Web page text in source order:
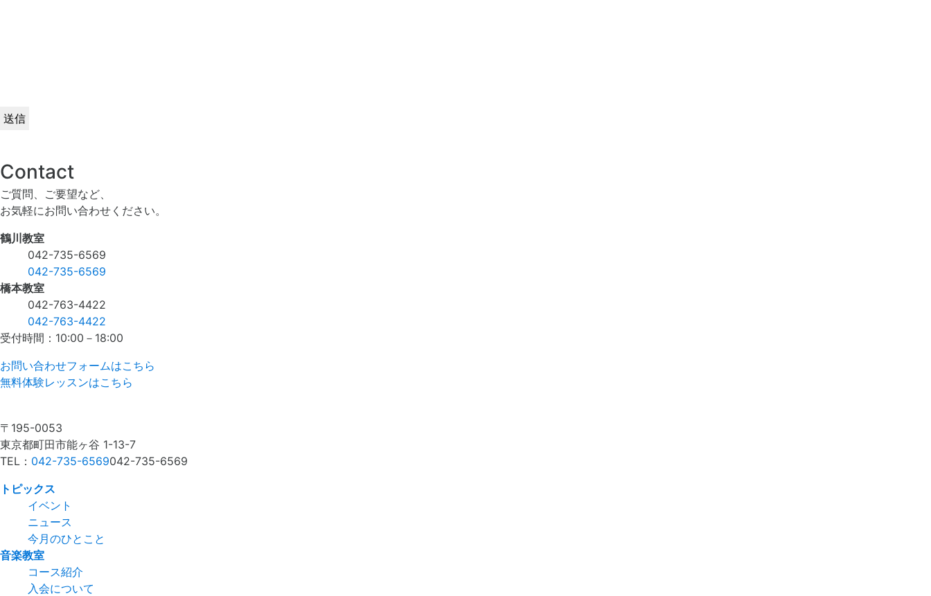
Contact
ご質問、ご要望など、
お気軽にお問い合わせください。
鶴川教室
042-735-6569
042-735-6569
橋本教室
042-763-4422
042-763-4422
受付時間：10:00－18:00
お問い合わせフォームはこちら
無料体験レッスンはこちら
〒195-0053
東京都町田市能ヶ谷 1-13-7
TEL： 042-735-6569042-735-6569
トピックス
イベント
ニュース
今月のひとこと
音楽教室
コース紹介
入会について